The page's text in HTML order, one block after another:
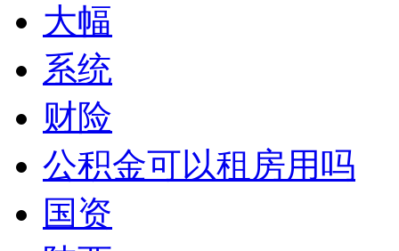
大幅
系统
财险
公积金可以租房用吗
国资